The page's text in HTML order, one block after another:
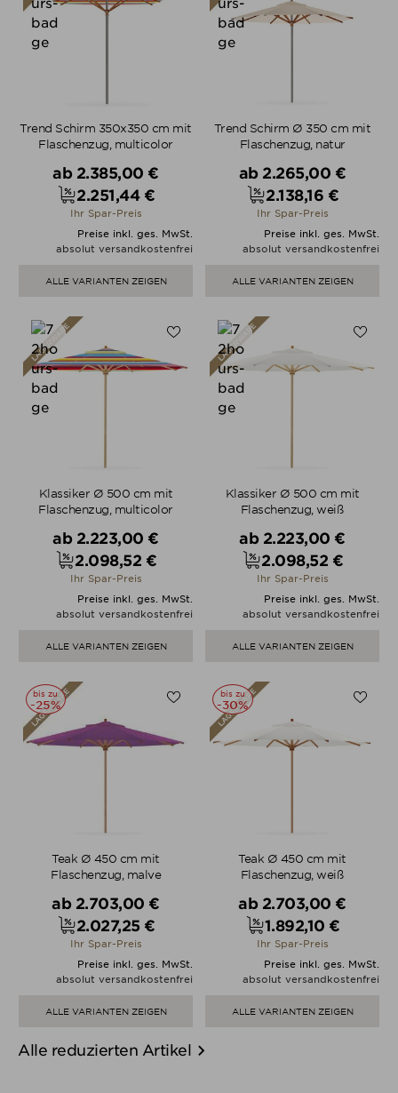
Trend Schirm 350x350 cm mit
Flaschenzug, multicolor
Verkaufspreis
ab 2.385,00 €
Preis
2.251,44 €
Ihr Spar-Preis
Preise inkl. ges. MwSt.
absolut versandkostenfrei
ALLE VARIANTEN ZEIGEN
Trend Schirm Ø 350 cm mit
Flaschenzug, natur
Verkaufspreis
ab 2.265,00 €
Preis
2.138,16 €
Ihr Spar-Preis
Preise inkl. ges. MwSt.
absolut versandkostenfrei
ALLE VARIANTEN ZEIGEN
Klassiker Ø 500 cm mit
Flaschenzug, multicolor
Verkaufspreis
ab 2.223,00 €
Preis
2.098,52 €
Ihr Spar-Preis
Preise inkl. ges. MwSt.
absolut versandkostenfrei
ALLE VARIANTEN ZEIGEN
Klassiker Ø 500 cm mit
Flaschenzug, weiß
Verkaufspreis
ab 2.223,00 €
Preis
2.098,52 €
Ihr Spar-Preis
Preise inkl. ges. MwSt.
absolut versandkostenfrei
ALLE VARIANTEN ZEIGEN
bis zu
-25%
Teak Ø 450 cm mit
Flaschenzug, malve
Verkaufspreis
ab 2.703,00 €
Preis
2.027,25 €
Ihr Spar-Preis
Preise inkl. ges. MwSt.
absolut versandkostenfrei
ALLE VARIANTEN ZEIGEN
bis zu
-30%
Teak Ø 450 cm mit
Flaschenzug, weiß
Verkaufspreis
ab 2.703,00 €
Preis
1.892,10 €
Ihr Spar-Preis
Preise inkl. ges. MwSt.
absolut versandkostenfrei
ALLE VARIANTEN ZEIGEN
Alle reduzierten Artikel 